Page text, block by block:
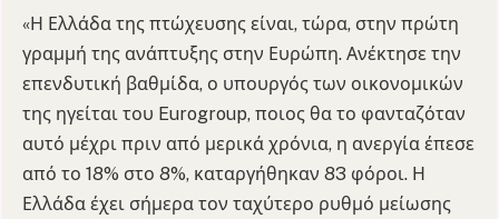
«Η Ελλάδα της πτώχευσης είναι, τώρα, στην πρώτη
γραμμή της ανάπτυξης στην Ευρώπη. Ανέκτησε την
επενδυτική βαθμίδα, ο υπουργός των οικονομικών
της ηγείται του Eurogroup, ποιος θα το φανταζόταν
αυτό μέχρι πριν από μερικά χρόνια, η ανεργία έπεσε
από το 18% στο 8%, καταργήθηκαν 83 φόροι. Η
Ελλάδα έχει σήμερα τον ταχύτερο ρυθμό μείωσης